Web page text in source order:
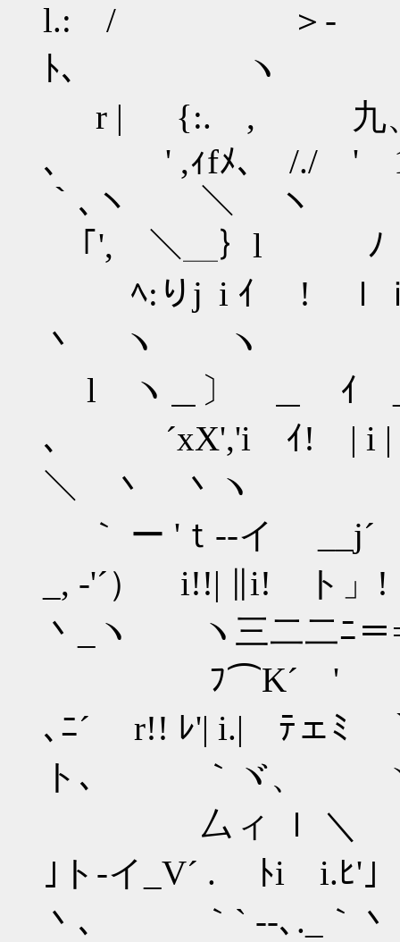
l.: / ＞‐ゝ //
ﾄ､ ヽ
r | {:. ,
､ ' ,ｨfﾒ､ /./ '
｀､ヽ ＼ ヽ
｢', ＼＿｝l
ﾍ:りj i ｲ ! ｌ
丶 ヽ ヽ
l ヽ＿〕 ＿
、 ´xX','i ｲ! | i |
＼ 丶 丶ヽ
｀ ー 'ｔ--イ
_, -'´） i!!| ∥i!
丶_ヽ ヽ三二二ﾆ＝
ﾌ⌒K´ ' ヽ、
､ﾆ´ r!! ﾚ'| i.| ﾃェﾐ
ト､ ｀ヾ、 ヽ
厶ィ ｌ ＼
｣ト-イ_V´ . ﾄi
丶､ ｀` ‐-､._｀